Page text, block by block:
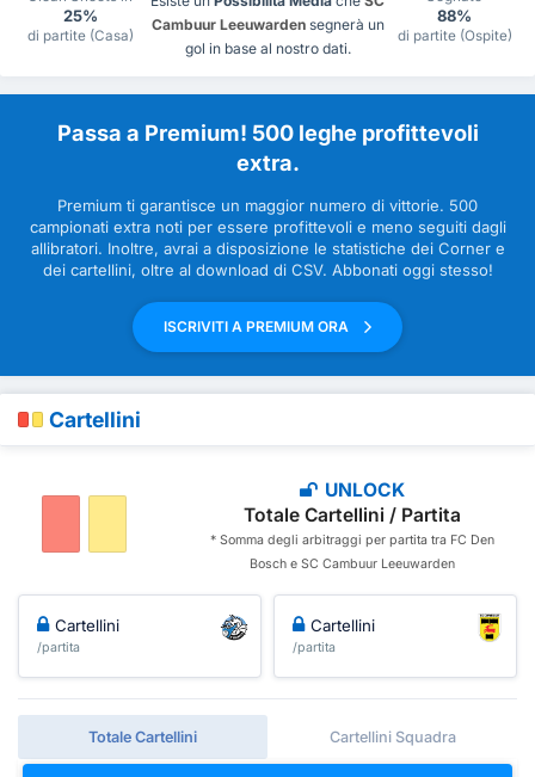
25%
di partite (Casa)
Cambuur Leeuwardensegnerà un
gol in base al nostro dati.
88%
di partite (Ospite)
Passa a Premium! 500 leghe profittevoli
extra.
Premium ti garantisce un maggior numero di vittorie. 500
campionati extra noti per essere profittevoli e meno seguiti dagli
allibratori. Inoltre, avrai a disposizione le statistiche dei Corner e
dei cartellini, oltre al download di CSV. Abbonati oggi stesso!
ISCRIVITI A PREMIUM ORA
Cartellini
UNLOCK
Totale Cartellini / Partita
* Somma degli arbitraggi per partita tra FC Den
Bosch e SC Cambuur Leeuwarden
Cartellini
/partita
Cartellini
/partita
Totale Cartellini Cartellini Squadra